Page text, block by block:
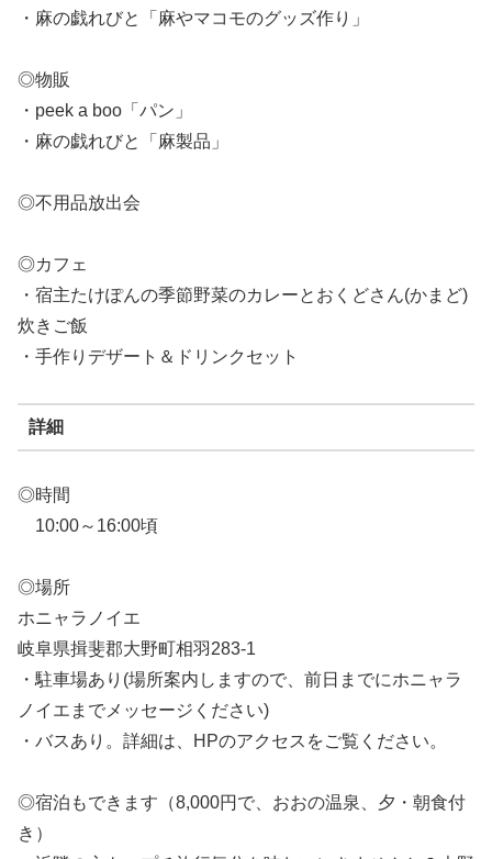
・麻の戯れびと「麻やマコモのグッズ作り」
◎物販
・peek a boo「パン」
・麻の戯れびと「麻製品」
◎不用品放出会
◎カフェ
・宿主たけぽんの季節野菜のカレーとおくどさん(かまど)
炊きご飯
・手作りデザート＆ドリンクセット
詳細
◎時間
10:00～16:00頃
◎場所
ホニャラノイエ
岐阜県揖斐郡大野町相羽283-1
・駐車場あり(場所案内しますので、前日までにホニャラ
ノイエまでメッセージください)
・バスあり。詳細は、HPのアクセスをご覧ください。
◎宿泊もできます（8,000円で、おおの温泉、夕・朝食付
き）